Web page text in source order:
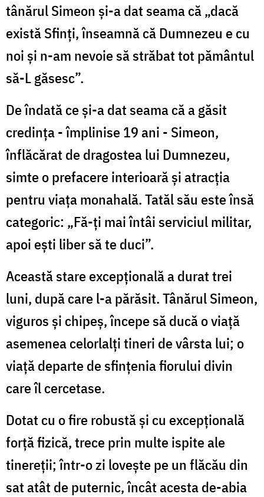
tânărul Simeon și-a dat seama că „dacă
există Sfinți, înseamnă că Dumnezeu e cu
noi și n-am nevoie să străbat tot pământul
să-L găsesc”.
De îndată ce și-a dat seama că a găsit
credința - împlinise 19 ani - Simeon,
înflăcărat de dragostea lui Dumnezeu,
simte o prefacere interioară și atracția
pentru viața monahală. Tatăl său este însă
categoric: „Fă-ți mai întâi serviciul militar,
apoi ești liber să te duci”.
Această stare excepțională a durat trei
luni, după care l-a părăsit. Tânărul Simeon,
viguros și chipeș, începe să ducă o viață
asemenea celorlalți tineri de vârsta lui; o
viață departe de sfințenia fiorului divin
care îl cercetase.
Dotat cu o fire robustă și cu excepțională
forță fizică, trece prin multe ispite ale
tinereții; într-o zi lovește pe un flăcău din
sat atât de puternic, încât acesta de-abia